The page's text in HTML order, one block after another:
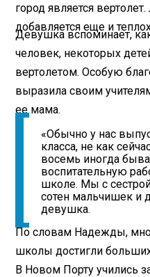
город является
добавляется еще и
Девушка вспоминает,
человек, некоторых
вертолетом. Особую
выразила своим
ее мама.
«Обычно у нас
класса, не как
восемь иногда
воспитательную
школе. Мы с
сотен мальчишек и
девушка.
По словам Надежды,
школы достигли
В Новом Порту учились